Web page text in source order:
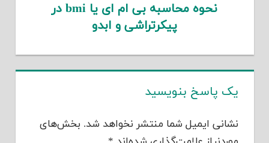
نحوه محاسبه بی ام ای یا bmi در
پیکرتراشی و ابدو
یک پاسخ بنویسید
نشانی ایمیل شما منتشر نخواهد شد. بخش‌های